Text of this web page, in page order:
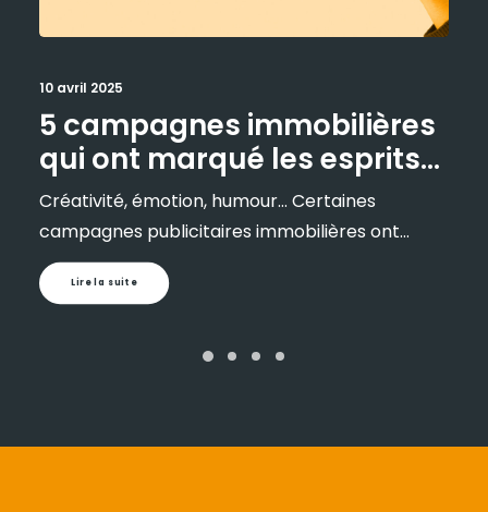
10 avril 2025
5 campagnes immobilières
qui ont marqué les esprits
en France
Créativité, émotion, humour… Certaines
campagnes publicitaires immobilières ont…
Lire la suite